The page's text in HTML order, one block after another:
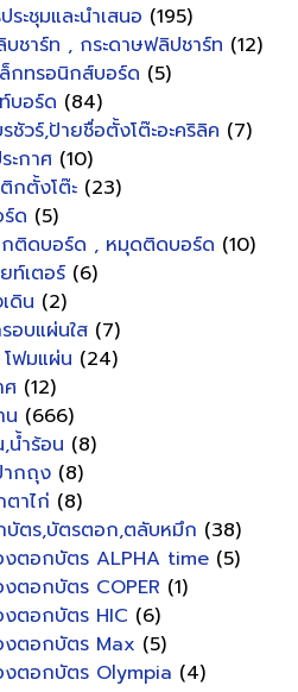
ะชุมและนำเสนอ (195)
บชาร์ท , กระดาษฟลิปชาร์ท (12)
ล็กทรอนิกส์บอร์ด (5)
บอร์ด (84)
ชัวร์,ป้ายชื่อตั้งโต๊ะอะคริลิค (7)
ะกาศ (10)
กตั้งโต๊ะ (23)
ด (5)
กติดบอร์ด , หมุดติดบอร์ด (10)
ท์เตอร์ (6)
ดิน (2)
อบแผ่นใส (7)
ฟมแผ่น (24)
ศ (12)
น (666)
น้ำร้อน (8)
ากถุง (8)
าไก่ (8)
บัตร,บัตรตอก,ตลับหมึก (38)
งตอกบัตร ALPHA time (5)
งตอกบัตร COPER (1)
งตอกบัตร HIC (6)
งตอกบัตร Max (5)
งตอกบัตร Olympia (4)